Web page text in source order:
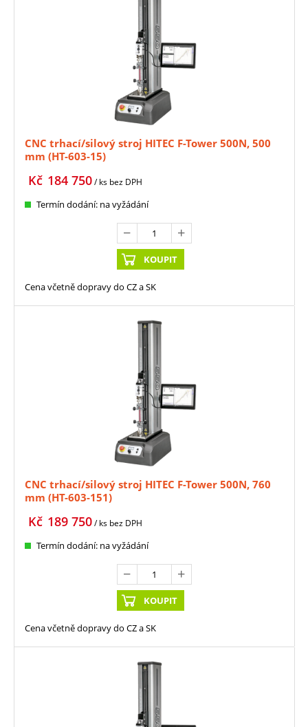
CNC trhací/silový stroj HITEC F-Tower 500N, 500
mm (HT-603-15)
184 750
Kč / ks bez DPH
Termín dodání: na vyžádání
KOUPIT
Cena včetně dopravy do CZ a SK
CNC trhací/silový stroj HITEC F-Tower 500N, 760
mm (HT-603-151)
189 750
Kč / ks bez DPH
Termín dodání: na vyžádání
KOUPIT
Cena včetně dopravy do CZ a SK